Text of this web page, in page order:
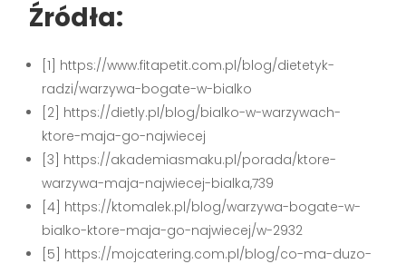
Źródła:
[1] https://www.fitapetit.com.pl/blog/dietetyk-
radzi/warzywa-bogate-w-bialko
[2] https://dietly.pl/blog/bialko-w-warzywach-
ktore-maja-go-najwiecej
[3] https://akademiasmaku.pl/porada/ktore-
warzywa-maja-najwiecej-bialka,739
[4] https://ktomalek.pl/blog/warzywa-bogate-w-
bialko-ktore-maja-go-najwiecej/w-2932
[5] https://mojcatering.com.pl/blog/co-ma-duzo-